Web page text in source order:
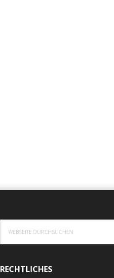
durchsuchen
RECHTLICHES